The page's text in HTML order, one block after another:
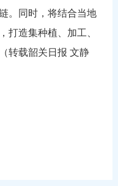
。同时，将结合当地
打造集种植、加工、
转载韶关日报 文静